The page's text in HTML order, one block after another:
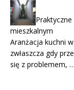
mieszkalnym
Aranżacja kuchni
zwłaszcza gdy
się z problemem, …